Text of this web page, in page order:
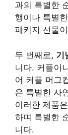
과의 특별한
행이나 특별
패키지 선물
두 번째로, 기
니다. 커플이
어 커플 머그
은 특별한 사
이러한 제품
하며 특별한
니다.